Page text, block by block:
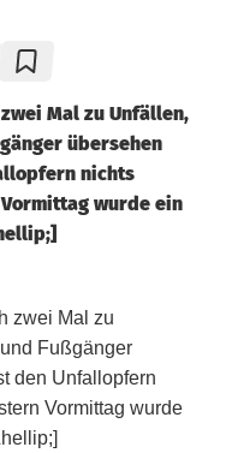
Mal zu Unfällen,
übersehen
nichts
wurde ein